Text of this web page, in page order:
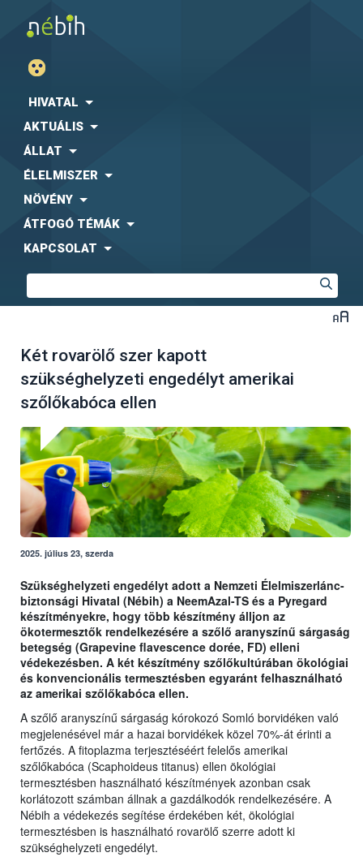
HIVATAL
AKTUÁLIS
ÁLLAT
ÉLELMISZER
NÖVÉNY
ÁTFOGÓ TÉMÁK
KAPCSOLAT
Két rovarölő szer kapott
szükséghelyzeti engedélyt amerikai
szőlőkabóca ellen
2025. július 23, szerda
Szükséghelyzeti engedélyt adott a Nemzeti Élelmiszerlánc-
biztonsági Hivatal (Nébih) a NeemAzal-TS és a Pyregard
készítményekre, hogy több készítmény álljon az
ökotermesztők rendelkezésére a szőlő aranyszínű sárgaság
betegség (Grapevine flavescence dorée, FD) elleni
védekezésben. A két készítmény szőlőkultúrában ökológiai
és konvencionális termesztésben egyaránt felhasználható
az amerikai szőlőkabóca ellen.
A szőlő aranyszínű sárgaság kórokozó Somló borvidéken való
megjelenésével már a hazai borvidékek közel 70%-át érinti a
fertőzés. A fitoplazma terjesztéséért felelős amerikai
szőlőkabóca (Scaphoideus titanus) ellen ökológiai
termesztésben használható készítmények azonban csak
korlátozott számban állnak a gazdálkodók rendelkezésére. A
Nébih a védekezés segítése érdekében két, ökológiai
termesztésben is használható rovarölő szerre adott ki
szükséghelyzeti engedélyt.